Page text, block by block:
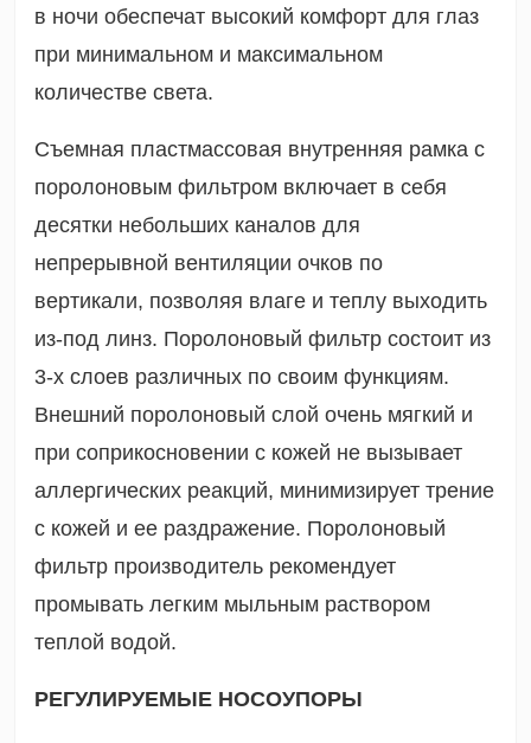
в ночи обеспечат высокий комфорт для глаз
при минимальном и максимальном
количестве света.
Съемная пластмассовая внутренняя рамка с
поролоновым фильтром включает в себя
десятки небольших каналов для
непрерывной вентиляции очков по
вертикали, позволяя влаге и теплу выходить
из-под линз. Поролоновый фильтр состоит из
3‑х слоев различных по своим функциям.
Внешний поролоновый слой очень мягкий и
при соприкосновении с кожей не вызывает
аллергических реакций, минимизирует трение
с кожей и ее раздражение. Поролоновый
фильтр производитель рекомендует
промывать легким мыльным раствором
теплой водой.
РЕГУЛИРУЕМЫЕ НОСОУПОРЫ